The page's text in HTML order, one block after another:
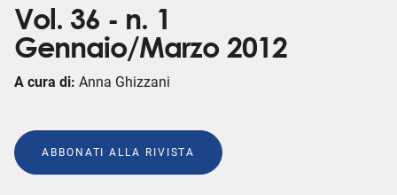
Vol. 36 - n. 1
Gennaio/Marzo 2012
A cura di: Anna Ghizzani
ABBONATI ALLA RIVISTA